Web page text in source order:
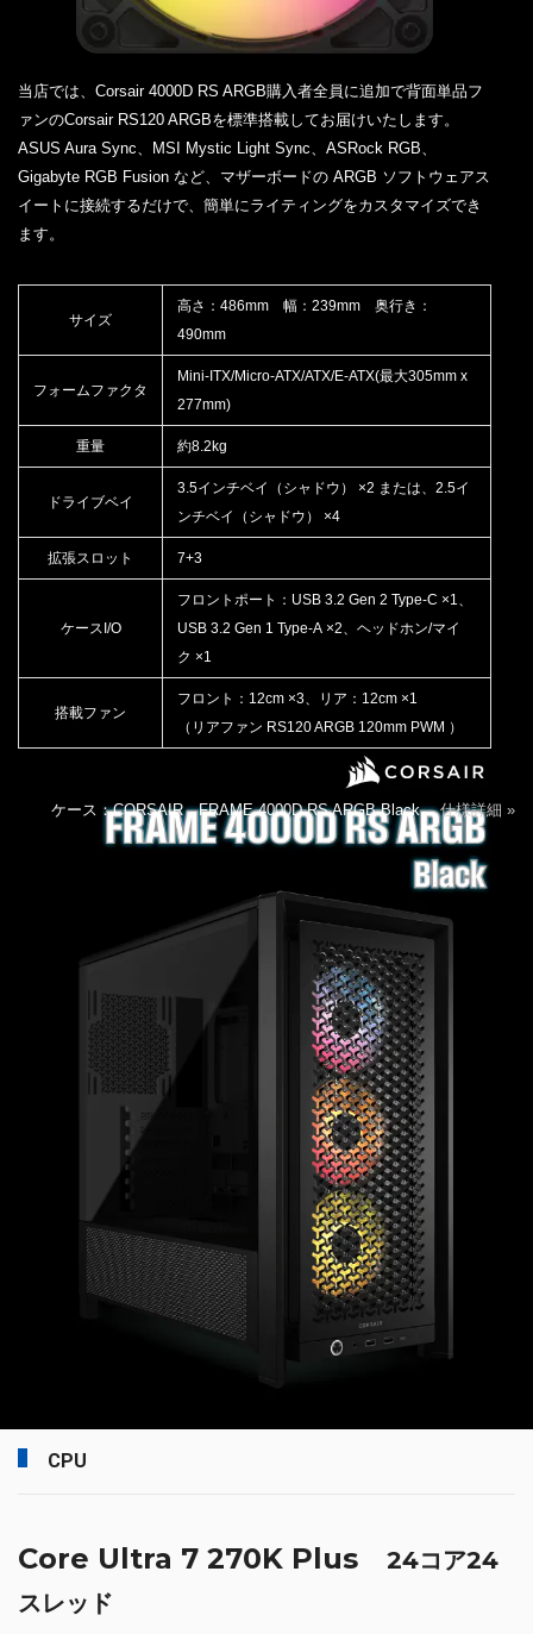
当店では、Corsair 4000D RS ARGB購入者全員に追加で背面単品フ
ァンのCorsair RS120 ARGBを標準搭載してお届けいたします。
ASUS Aura Sync、MSI Mystic Light Sync、ASRock RGB、
Gigabyte RGB Fusion など、マザーボードの ARGB ソフトウェアス
イートに接続するだけで、簡単にライティングをカスタマイズでき
ます。
サイズ
高さ：486mm 幅：239mm 奥行き：
490mm
フォームファクタ
Mini-ITX/Micro-ATX/ATX/E-ATX(最大305mm x
277mm)
重量 約8.2kg
ドライブベイ
3.5インチベイ（シャドウ） ×2 または、2.5イ
ンチベイ（シャドウ） ×4
拡張スロット 7+3
ケースI/O
フロントポート：USB 3.2 Gen 2 Type-C ×1、
USB 3.2 Gen 1 Type-A ×2、ヘッドホン/マイ
ク ×1
搭載ファン
フロント：12cm ×3、リア：12cm ×1
（リアファン RS120 ARGB 120mm PWM ）
ケース：CORSAIR FRAME 4000D RS ARGB Black仕様詳細 »
CPU
Core Ultra 7 270K Plus 24コア24
スレッド